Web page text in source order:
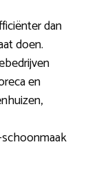
dan
doen.
en